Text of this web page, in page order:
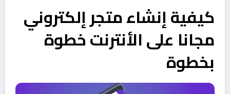
كيفية إنشاء متجر إلكتروني
مجانا على الأنترنت خطوة
بخطوة